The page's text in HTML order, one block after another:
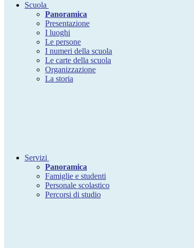
Scuola
Panoramica
Presentazione
I luoghi
Le persone
I numeri della scuola
Le carte della scuola
Organizzazione
La storia
Servizi
Panoramica
Famiglie e studenti
Personale scolastico
Percorsi di studio